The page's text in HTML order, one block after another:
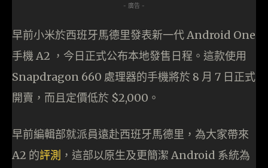
- 廣告 -
早前小米於西班牙馬德里發表新一代 Android One
手機 A2 ，今日正式公布本地發售日程。這款使用
Snapdragon 660 處理器的手機將於 8 月 7 日正式
開賣，而且定價低於 $2,000。
早前編輯部就派員遠赴西班牙馬德里，為大家帶來
A2 的評測 ，這部以原生及更簡潔 Android 系統為